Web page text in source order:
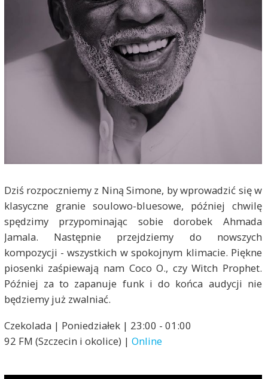
Dziś rozpoczniemy z Niną Simone, by wprowadzić się w
klasyczne granie soulowo-bluesowe, później chwilę
spędzimy przypominając sobie dorobek Ahmada
Jamala. Następnie przejdziemy do nowszych
kompozycji - wszystkich w spokojnym klimacie. Piękne
piosenki zaśpiewają nam Coco O., czy Witch Prophet.
Później za to zapanuje funk i do końca audycji nie
będziemy już zwalniać.
Czekolada | Poniedziałek | 23:00 - 01:00
92 FM (Szczecin i okolice) | Online